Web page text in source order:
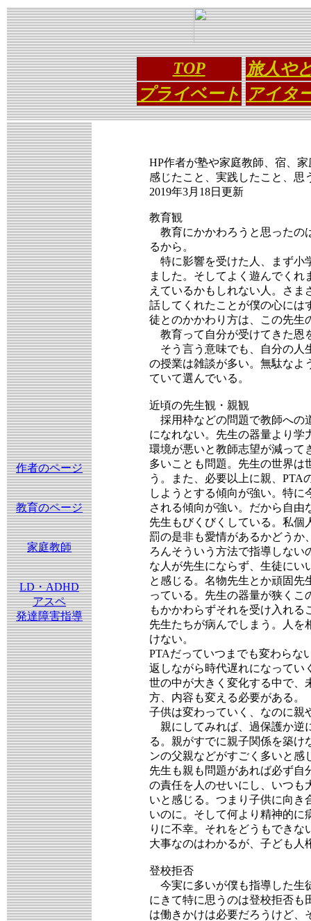
TOP
旅人や
プライベート
アイタ
作者のページ
教育のページ
家庭教師
LD・ADHD
アスペ
発達障害指導
HP作者が塾や家庭教師、宿、
感じたこと、実践したこと、思
2019年3月18日更新
教育観
教育にかかわろうと思ったの
るから。
特に影響を受けた人、まず小
ました。そしてよく遊んでく
えているかもしれない人。さ
話してくれたことが僕の心には
徒とのかかわり方は、この先生
教育って自分が受けてきた恩
そう言う意味でも、自分の人
の授業は雑談が多い。無駄なよ
ていて選んでいる。
近頃の先生観・親観
採用枠などの問題で教師への
になれない。先生の器量より学
環境が悪いと教師志望が減って
多いことも問題。先生の世界は
う。また、必要以上に親、PTA
しようとする傾向が強い。特に
される傾向が強い。だから自
先生もびくびくしている。私個
罰の是非も愛情があるかどうか
ろんそういう方法で指導しない
な人が先生にならず、生徒にい
と感じる。名物先生とか頑固
っている。先生の器量が狭く
もかかわらずそれを受け入れ
先生たちが病んでしまう。人を
けない。
PTAだっていつまでも変わらな
返しながら時代遅れになってい
世の中が大きく変化する中で、
方、内容も変える必要がある。
子供は変わっていく、なのに親
親にしてみれば、過保護か逆
る。親がすでに親子関係を築
ンの父親などがすごく多いと
先生も親も問題があれば必ず自
の責任を人のせいにし、いつも
いと感じる。つまり子供に向き
いのに。そして何より精神的に
りに不幸。それをどうもでき
大事なのはわかるが、子ども人
登校拒否
今実に多いが僕も指導した生
にきて特に思うのは登校拒否も
は働きかけは必要だろうけど、